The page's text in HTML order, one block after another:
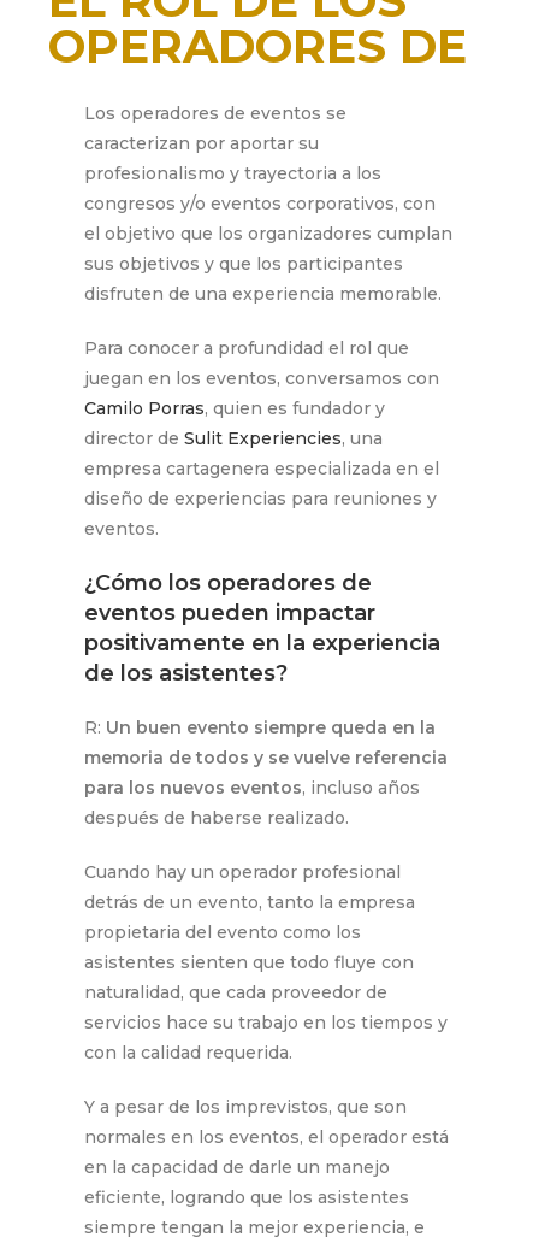
OPERADORES DE
EVENTOS
octubre 26, 2023
Los operadores de eventos se
caracterizan por aportar su
profesionalismo y trayectoria a los
congresos y/o eventos corporativos, con
el objetivo que los organizadores cumplan
sus objetivos y que los participantes
disfruten de una experiencia memorable.
Para conocer a profundidad el rol que
juegan en los eventos, conversamos con
Camilo Porras, quien es fundador y
director de Sulit Experiencies, una
empresa cartagenera especializada en el
diseño de experiencias para reuniones y
eventos.
¿Cómo los operadores de
eventos pueden impactar
positivamente en la experiencia
de los asistentes?
R: Un buen evento siempre queda en la
memoria de todos y se vuelve referencia
para los nuevos eventos, incluso años
después de haberse realizado.
Cuando hay un operador profesional
detrás de un evento, tanto la empresa
propietaria del evento como los
asistentes sienten que todo fluye con
naturalidad, que cada proveedor de
servicios hace su trabajo en los tiempos y
con la calidad requerida.
Y a pesar de los imprevistos, que son
normales en los eventos, el operador está
en la capacidad de darle un manejo
eficiente, logrando que los asistentes
siempre tengan la mejor experiencia, e